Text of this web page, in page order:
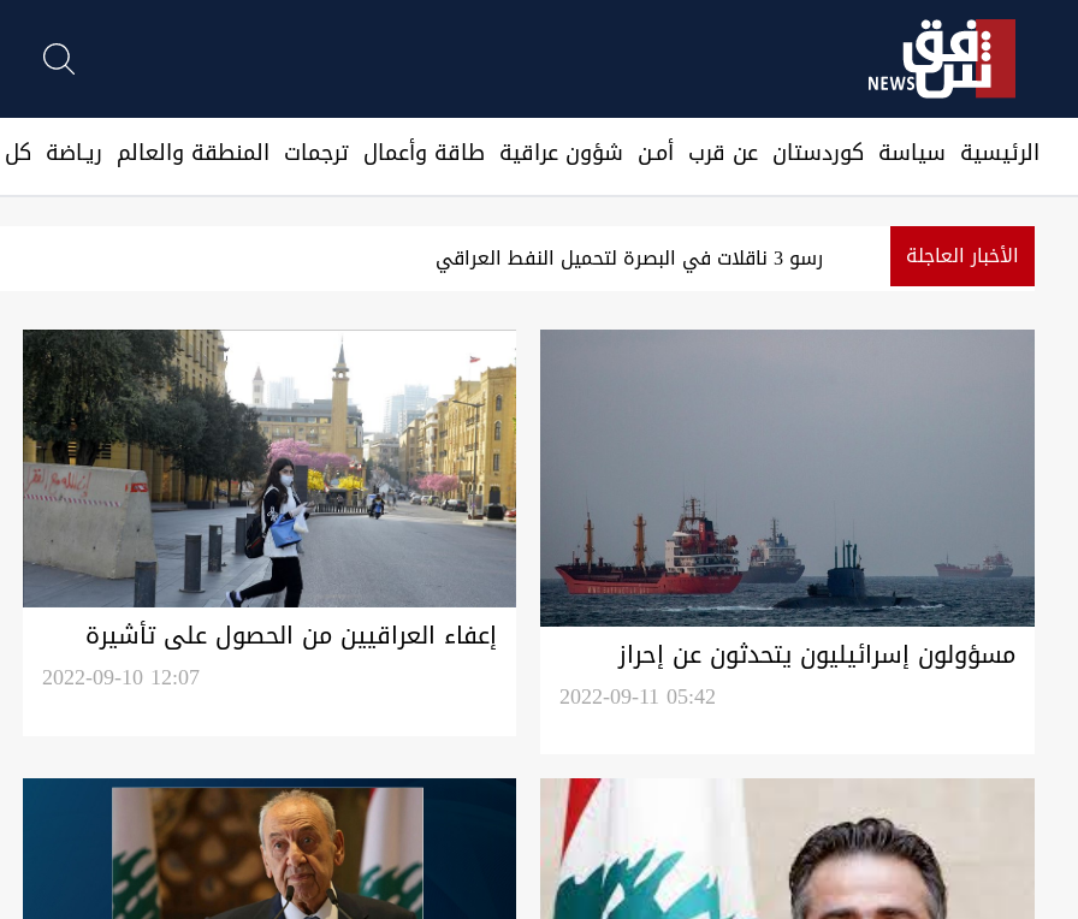
الرئيسية سیاسة كوردستان عن قرب أمـن شؤون عراقية طاقة وأعمال ترجمات المنطقة والعالم ريـاضة كل
الأخبار العاجلة
مسؤولون إسرائيليون يتحدثون عن إحراز
تقدم بمحادثات ترسيم الحدود البحرية مع
2022-09-11 05:42
إعفاء العراقيين من الحصول على تأشيرة
2022-09-10 12:07